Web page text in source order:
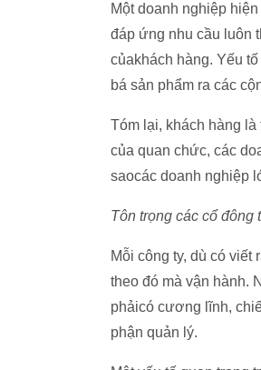
Một doanh nghiệp
đáp ứng nhu cầu luôn
củakhách hàng. Yếu
bá sản phẩm ra các
Tóm lại, khách hàng
của quan chức, các
saocác doanh nghiệp
Tôn trọng các cổ đông
Mỗi công ty, dù có
theo đó mà vận hành.
phảicó cương lĩnh,
phận quản lý.